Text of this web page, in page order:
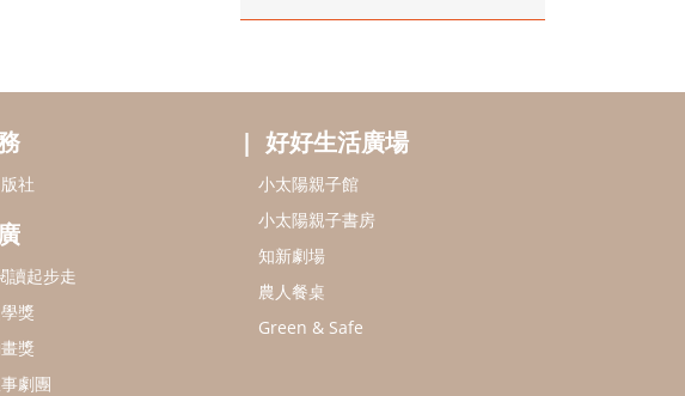
社
讀起步走
獎
獎
劇團
好好生活廣場
小太陽親子館
小太陽親子書房
知新劇場
農人餐桌
Green & Safe